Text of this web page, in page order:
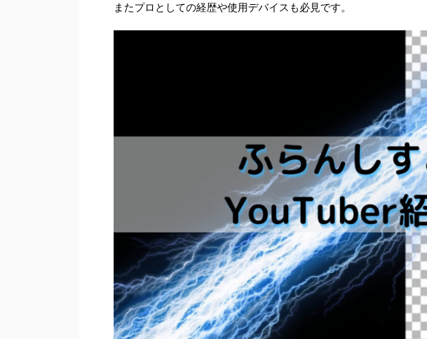
またプロとしての経歴や使用デバイスも必見です。